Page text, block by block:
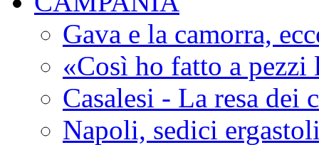
Gava e la camorra,
«Così ho fatto a pezzi
Casalesi - La resa dei
Napoli, sedici